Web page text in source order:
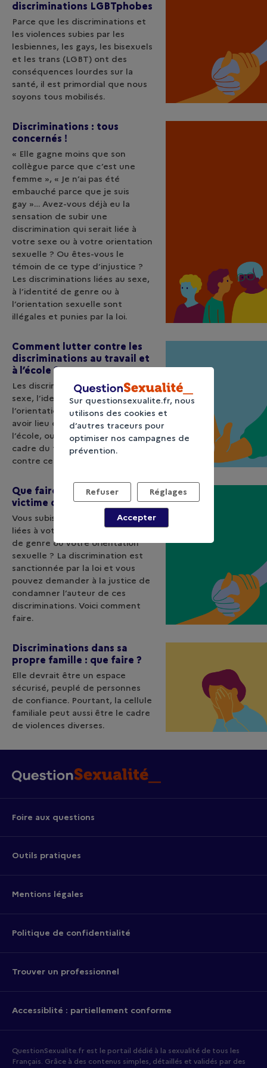
discriminations LGBTphobes
Parce que les discriminations et
les violences subies par les
lesbiennes, les gays, les bisexuels
et les trans (LGBT) ont des
conséquences lourdes sur la
santé, il est primordial que nous
soyons tous mobilisés. ​
Discriminations : tous
concernés !
« Elle gagne moins que son
collègue parce que c’est une
femme », « Je n’ai pas été
embauché parce que je suis
gay »… Avez-vous déjà eu la
sensation de subir une
discrimination qui serait liée à
votre sexe ou à votre orientation
sexuelle ? Ou êtes-vous le
témoin de ce type d’injustice ?
Les discriminations liées au sexe,
à l’identité de genre ou à
l’orientation sexuelle sont
illégales et punies par la loi.
Comment lutter contre les
discriminations au travail et
à l’école ?
Les discriminations en lien avec le
sexe, l’identité de genre ou
l’orientation sexuelle peuvent
avoir lieu dès le plus jeune âge, à
l’école, ou plus tard, dans le
cadre du travail. Comment agir
contre ces injustices ?
Que faire si vous êtes
victime de discriminations ?
Vous subissez des discriminations
liées à votre sexe, votre identité
de genre ou votre orientation
sexuelle ? La discrimination est
sanctionnée par la loi et vous
pouvez demander à la justice de
condamner l’auteur de ces
discriminations. Voici comment
faire.
Discriminations dans sa
propre famille : que faire ?
Elle devrait être un espace
sécurisé, peuplé de personnes
de confiance. Pourtant, la cellule
familiale peut aussi être le cadre
de violences diverses.
Foire aux questions
Outils pratiques
Mentions légales
Politique de confidentialité
Trouver un professionnel
Accessiblité : partiellement conforme
QuestionSexualite.fr est le portail dédié à la sexualité de tous les
Français. Grâce à des contenus simples, détaillés et validés par des
Sur questionsexualite.fr, nous
utilisons des cookies et
d’autres traceurs pour
optimiser nos campagnes de
prévention.
Refuser Réglages
Accepter